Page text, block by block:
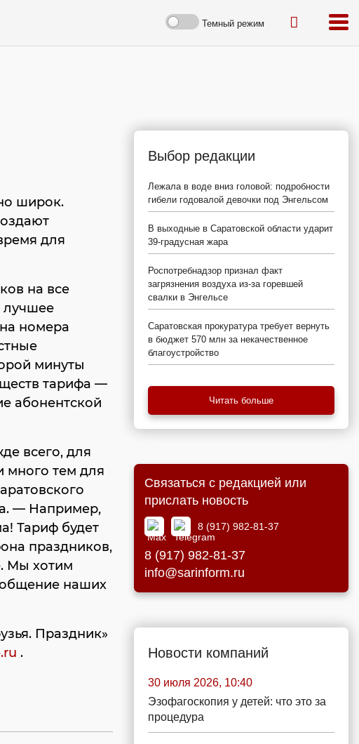
Темный режим
широк.
для
на все
лучшее
номера
минуты
тарифа —
абонентской
всего, для
много тем для
— Например,
Тариф будет
праздников,
Мы хотим
наших
Праздник»
.
Выбор редакции
Лежала в воде вниз головой: подробности
гибели годовалой девочки под Энгельсом
В выходные в Саратовской области ударит
39-градусная жара
Роспотребнадзор признал факт
загрязнения воздуха из-за горевшей
свалки в Энгельсе
Саратовская прокуратура требует вернуть
в бюджет 570 млн за некачественное
благоустройство
Читать больше
Связаться с редакцией или
прислать новость
8 (917) 982-81-37
8 (917) 982-81-37
info@sarinform.ru
Новости компаний
30 июля 2026, 10:40
Эзофагоскопия у детей: что это за
процедура